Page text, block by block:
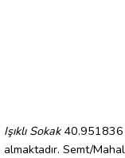
Işıklı Sokak40.951836
almaktadır. Semt/